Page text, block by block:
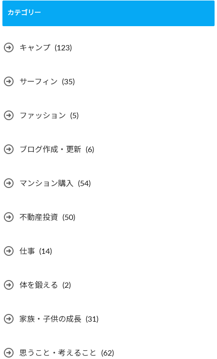
カテゴリー
キャンプ (123)
サーフィン (35)
ファッション (5)
ブログ作成・更新 (6)
マンション購入 (54)
不動産投資 (50)
仕事 (14)
体を鍛える (2)
家族・子供の成長 (31)
思うこと・考えること (62)